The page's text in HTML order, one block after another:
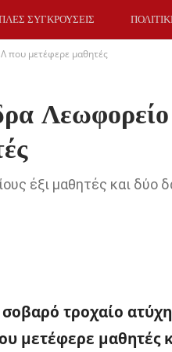
ΣΥΓΚΡΟΥΣΕΙΣ
που μετέφερε μαθητές
έξι μαθητές και δύο
τροχαίο
μετέφερε μαθητές